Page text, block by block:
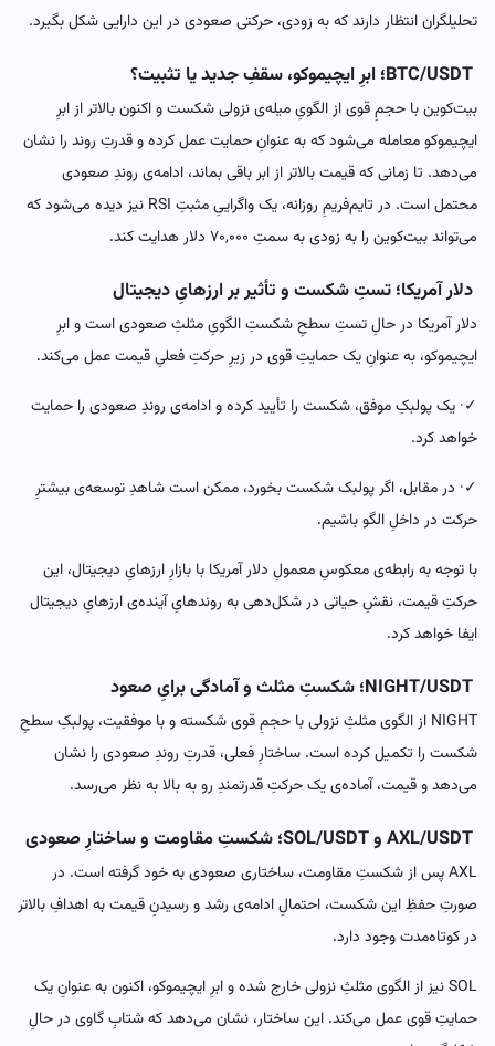
تحلیلگران انتظار دارند که به زودی، حرکتی صعودی در این دارایی شکل بگیرد.
بیت‌کوین با حجمِ قوی از الگویِ میله‌ی نزولی شکست و اکنون بالاتر از ابرِ
ایچیموکو معامله می‌شود که به عنوانِ حمایت عمل کرده و قدرتِ روند را نشان
می‌دهد. تا زمانی که قیمت بالاتر از ابر باقی بماند، ادامه‌ی روندِ صعودی
محتمل است. در تایم‌فریمِ روزانه، یک واگراییِ مثبتِ RSI نیز دیده می‌شود که
می‌تواند بیت‌کوین را به زودی به سمتِ ۷۰,۰۰۰ دلار هدایت کند.
دلار آمریکا؛ تستِ شکست و تأثیر بر ارزهایِ دیجیتال
دلار آمریکا در حالِ تستِ سطحِ شکستِ الگویِ مثلثِ صعودی است و ابرِ
ایچیموکو، به عنوانِ یک حمایتِ قوی در زیرِ حرکتِ فعلیِ قیمت عمل می‌کند.
✓· یک پولبکِ موفق، شکست را تأیید کرده و ادامه‌ی روندِ صعودی را حمایت
خواهد کرد.
✓· در مقابل، اگر پولبک شکست بخورد، ممکن است شاهدِ توسعه‌ی بیشترِ
حرکت در داخلِ الگو باشیم.
با توجه به رابطه‌ی معکوسِ معمولِ دلار آمریکا با بازارِ ارزهایِ دیجیتال، این
حرکتِ قیمت، نقشِ حیاتی در شکل‌دهی به روندهایِ آینده‌ی ارزهایِ دیجیتال
ایفا خواهد کرد.
NIGHT از الگوی مثلثِ نزولی با حجمِ قوی شکسته و با موفقیت، پولبکِ سطحِ
شکست را تکمیل کرده است. ساختارِ فعلی، قدرتِ روندِ صعودی را نشان
می‌دهد و قیمت، آماده‌ی یک حرکتِ قدرتمندِ رو به بالا به نظر می‌رسد.
AXL پس از شکستِ مقاومت، ساختاری صعودی به خود گرفته است. در
صورتِ حفظِ این شکست، احتمالِ ادامه‌ی رشد و رسیدنِ قیمت به اهدافِ بالاتر
در کوتاه‌مدت وجود دارد.
SOL نیز از الگوی مثلثِ نزولی خارج شده و ابرِ ایچیموکو، اکنون به عنوانِ یک
حمایتِ قوی عمل می‌کند. این ساختار، نشان می‌دهد که شتابِ گاوی در حالِ